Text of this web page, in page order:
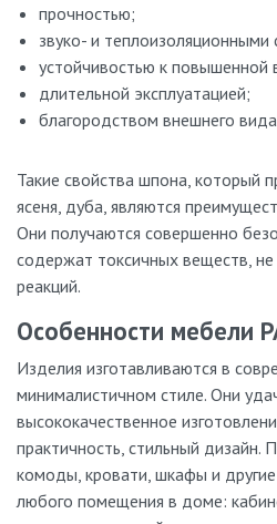
прочностью;
звуко- и теплоизоляционными
устойчивостью к повышенной
длительной эксплуатацией;
благородством внешнего
Такие свойства шпона, который
ясеня, дуба, являются
Они получаются совершенно
содержат токсичных веществ,
реакций.
Особенности мебели
Изделия изготавливаются в
минималистичном стиле. Они
высококачественное
практичность, стильный дизайн.
комоды, кровати, шкафы и
любого помещения в доме: